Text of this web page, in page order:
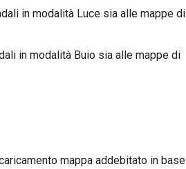
in modalità Luce sia alle mappe di
in modalità Buio sia alle mappe di
mappa addebitato in base